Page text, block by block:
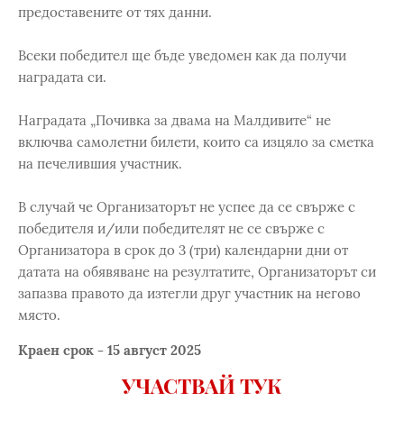
предоставените от тях данни.
Всеки победител ще бъде уведомен как да получи
наградата си.
Наградата „Почивка за двама на Малдивите“ не
включва самолетни билети, които са изцяло за сметка
на печелившия участник.
В случай че Организаторът не успее да се свърже с
победителя и/или победителят не се свърже с
Организатора в срок до 3 (три) календарни дни от
датата на обявяване на резултатите, Организаторът си
запазва правото да изтегли друг участник на негово
място.
Краен срок - 15 август 2025
УЧАСТВАЙ ТУК